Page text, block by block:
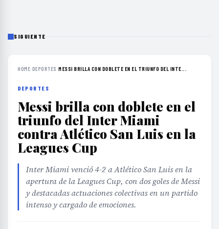
SIGUIENTE
HOME›DEPORTES ›MESSI BRILLA CON DOBLETE EN EL TRIUNFO DEL INTE...
DEPORTES
Messi brilla con doblete en el
triunfo del Inter Miami
contra Atlético San Luis en la
Leagues Cup
Inter Miami venció 4-2 a Atlético San Luis en la
apertura de la Leagues Cup, con dos goles de Messi
y destacadas actuaciones colectivas en un partido
intenso y cargado de emociones.